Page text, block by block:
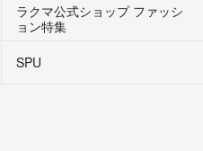
ラクマ公式ショップ ファッシ
ョン特集
SPU